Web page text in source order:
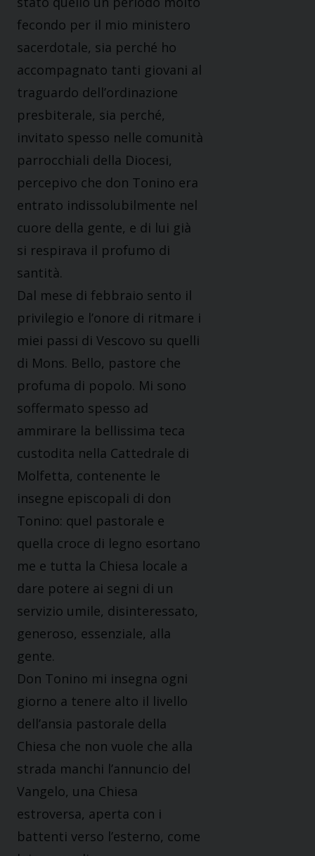
fecondo per il mio ministero
sacerdotale, sia perché ho
accompagnato tanti giovani al
traguardo dell’ordinazione
presbiterale, sia perché,
invitato spesso nelle comunità
parrocchiali della Diocesi,
percepivo che don Tonino era
entrato indissolubilmente nel
cuore della gente, e di lui già
si respirava il profumo di
santità.
Dal mese di febbraio sento il
privilegio e l’onore di ritmare i
miei passi di Vescovo su quelli
di Mons. Bello, pastore che
profuma di popolo. Mi sono
soffermato spesso ad
ammirare la bellissima teca
custodita nella Cattedrale di
Molfetta, contenente le
insegne episcopali di don
Tonino: quel pastorale e
quella croce di legno esortano
me e tutta la Chiesa locale a
dare potere ai segni di un
servizio umile, disinteressato,
generoso, essenziale, alla
gente.
Don Tonino mi insegna ogni
giorno a tenere alto il livello
dell’ansia pastorale della
Chiesa che non vuole che alla
strada manchi l’annuncio del
Vangelo, una Chiesa
estroversa, aperta con i
battenti verso l’esterno, come